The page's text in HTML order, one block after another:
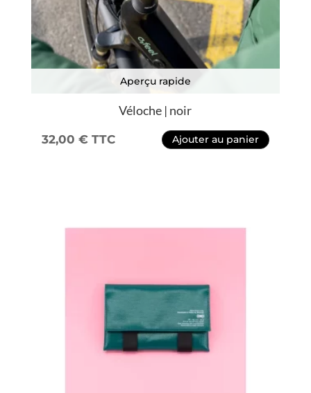
Aperçu rapide
Véloche | noir
32,00 € TTC Ajouter au panier